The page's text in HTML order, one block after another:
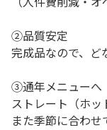
②品質安定
完成品なので、ど
③通年メニューへ
ストレート（ホッ
また季節に合わ